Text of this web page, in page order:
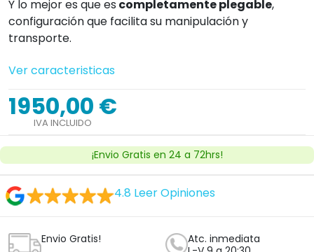
Y lo mejor es que es completamente plegable,
configuración que facilita su manipulación y
transporte.
Ver caracteristicas
1950,00 €
IVA INCLUIDO
¡Envio Gratis en 24 a 72hrs!
4.8 Leer Opiniones
Envio Gratis!
Atc. inmediata